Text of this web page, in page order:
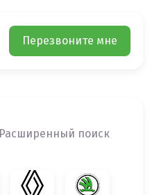
Перезвоните мне
Расширенный поиск